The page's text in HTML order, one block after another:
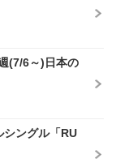
(7/6～)日本の
ングル「RU